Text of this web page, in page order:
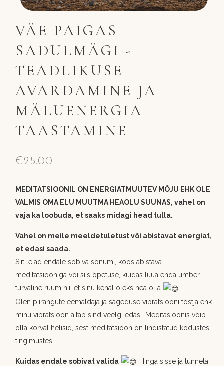
VÄE PAIGAS
SADULMÄGI -
TEADLIKUSE
AVARDAMINE JA
MÄLUENERGIA
TAASTAMINE
€25.00
MEDITATSIOONIL ON ENERGIATMUUTEV MÕJU EHK OLE
VALMIS OMA ELU MUUTMA HEAOLU SUUNAS, vahel on
vaja ka loobuda, et saaks midagi head tulla.
Vahel on meile meeldetuletust või abistavat energiat,
et edasi saada.
Siit leiad endale sobiva sõnumi, koos abistava
meditatsiooniga või siis õpetuse, kuidas luua enda ümber
turvaline ruum nii, et sinu kehal oleks hea olla
Olen piirangute eemaldaja ja sageduse vibratsiooni tõstja ehk
minu vibratsioon aitab sind veelgi edasi. Meditasioonis võib
olla kõrval helisid, sest meditatsioon on lindistatud kodustes
tingimustes.
Kuidas endale sobivat valida
Hinga sisse ja tunneta